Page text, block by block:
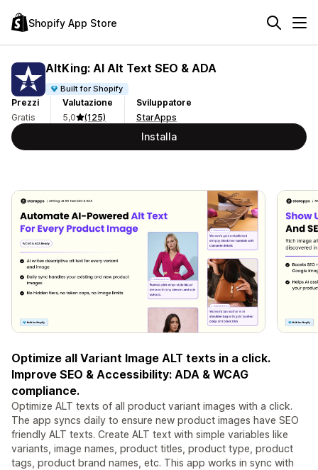
Shopify App Store
AltKing: AI Alt Text SEO & ADA
Built for Shopify
Prezzi
Gratis
Valutazione
5,0
(125)
Sviluppatore
StarApps
Installa
Optimize all Variant Image ALT texts in a click.
Improve SEO & Accessibility: ADA & WCAG
compliance.
Optimize ALT texts of all product variant images with a click.
The app syncs daily to ensure new product images have SEO
friendly ALT texts. Create ALT text with simple variables like
variants, image names, product titles, product type, product
tags, product brand names, etc. This app works in sync with